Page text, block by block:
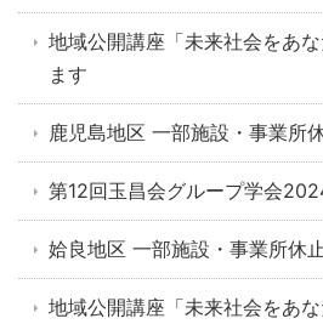
地域公開講座「未来社会をあ
ます
鹿児島地区 一部施設・事業所
第12回玉昌会グループ学会
姶良地区 一部施設・事業所休
地域公開講座「未来社会をあ